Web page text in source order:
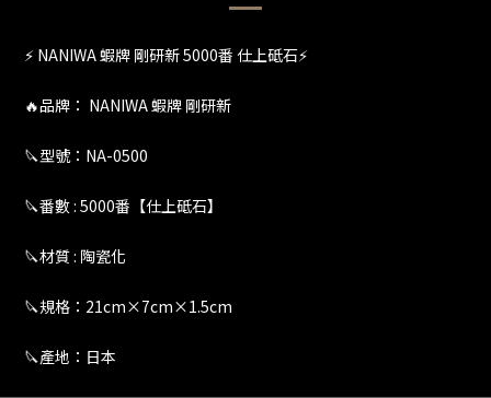
⚡️ NANIWA 蝦牌 剛研新 5000番 仕上砥石⚡️
🔥品牌： NANIWA 蝦牌 剛研新
🔪型號：NA-0500
🔪番數 : 5000番【仕上砥石】
🔪材質 : 陶瓷化
🔪規格：21cm×7cm×1.5cm
🔪產地：日本